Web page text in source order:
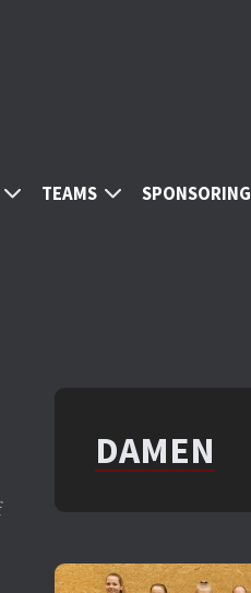
TEAMS SPONSORING
DAMEN